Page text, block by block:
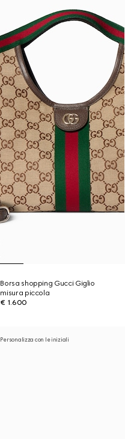
Borsa shopping Gucci Giglio
misura piccola
€ 1.600
Personalizza con le iniziali